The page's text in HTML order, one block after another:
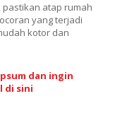
pastikan atap rumah
yang terjadi
kotor dan
dan ingin
di sini